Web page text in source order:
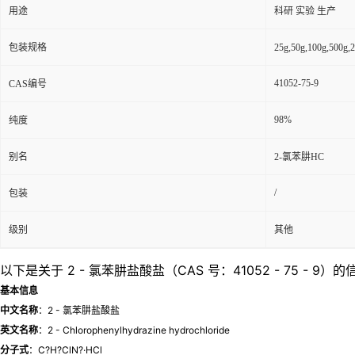
用途 科研 实验 生产
包装规格
CAS编号 41052-75-9
纯度 98%
别名 2-氯苯肼HC
包装 /
级别 其他
以下是关于 2 - 氯苯肼盐酸盐（CAS 号：41052 - 75 - 9）的信
基本信息
中文名称：2 - 氯苯肼盐酸盐
英文名称：2 - Chlorophenylhydrazine hydrochloride
分子式：C?H?ClN?·HCl